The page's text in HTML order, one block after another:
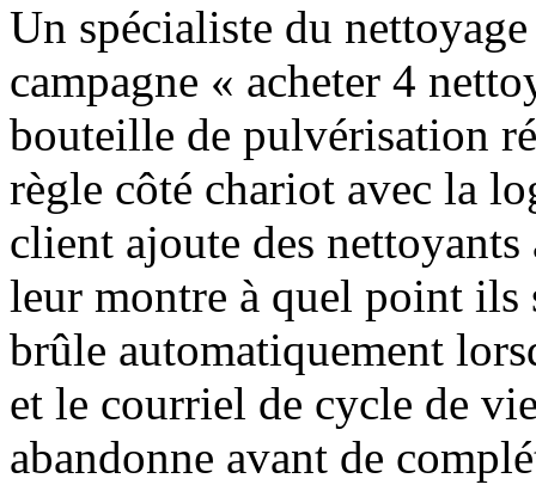
Un spécialiste du
campagne « acheter 4
bouteille de pulvérisation
règle côté chariot avec la
client ajoute des
leur montre à quel point ils
brûle automatiquement
et le courriel de cycle de
abandonne avant de